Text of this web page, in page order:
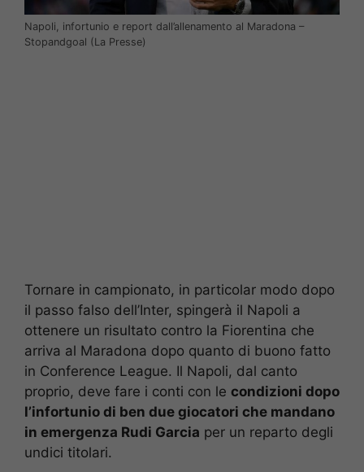
Napoli, infortunio e report dall’allenamento al Maradona –
Stopandgoal (La Presse)
Tornare in campionato, in particolar modo dopo
il passo falso dell’Inter, spingerà il Napoli a
ottenere un risultato contro la Fiorentina che
arriva al Maradona dopo quanto di buono fatto
in Conference League. Il Napoli, dal canto
proprio, deve fare i conti con le condizioni dopo
l’infortunio di ben due giocatori che mandano
in emergenza Rudi Garcia per un reparto degli
undici titolari.